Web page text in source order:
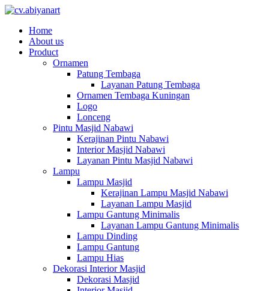
Home
About us
Product
Ornamen
Patung Tembaga
Layanan Patung Tembaga
Ornamen Tembaga Kuningan
Logo
Lonceng
Pintu Masjid Nabawi
Kerajinan Pintu Nabawi
Interior Masjid Nabawi
Layanan Pintu Masjid Nabawi
Lampu
Lampu Masjid
Kerajinan Lampu Masjid Nabawi
Layanan Lampu Masjid
Lampu Gantung Minimalis
Layanan Lampu Gantung Minimalis
Lampu Dinding
Lampu Gantung
Lampu Hias
Dekorasi Interior Masjid
Dekorasi Masjid